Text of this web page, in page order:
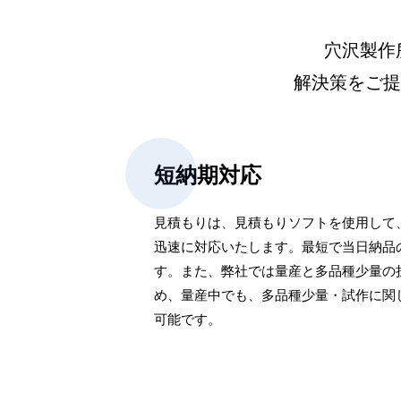
穴沢製
解決策をご
短納期対応
見積もりは、見積もりソフトを使用し
迅速に対応いたします。最短で当日納品
す。また、弊社では量産と多品種少量の
め、量産中でも、多品種少量・試作に関
可能です。